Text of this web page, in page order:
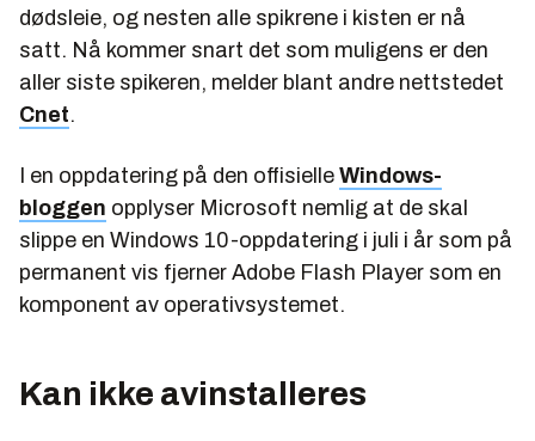
dødsleie, og nesten alle spikrene i kisten er nå
satt. Nå kommer snart det som muligens er den
aller siste spikeren, melder blant andre nettstedet
Cnet.
I en oppdatering på den offisielle Windows-
bloggen opplyser Microsoft nemlig at de skal
slippe en Windows 10-oppdatering i juli i år som på
permanent vis fjerner Adobe Flash Player som en
komponent av operativsystemet.
Kan ikke avinstalleres